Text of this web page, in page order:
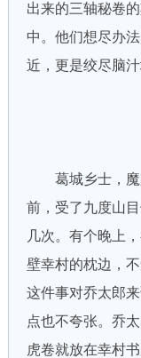
出来的三轴秘卷
中。他们想尽办
近，更是绞尽脑汁
葛城乡士，魔
前，受了九度山
几次。有个晚上
壁幸村的枕边，
这件事对乔太郎
点也不夸张。乔
虎卷就放在幸村